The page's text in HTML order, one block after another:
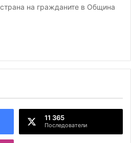
на гражданите в Община
11 365
Последователи